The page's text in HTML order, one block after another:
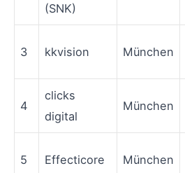
(SNK)
3 kkvision München
4
clicks
digital
München
5 Effecticore München